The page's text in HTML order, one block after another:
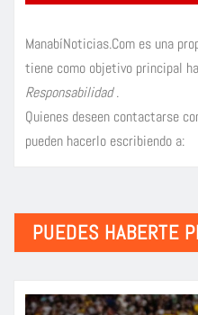
ManabíNoticias.Com es una
tiene como objetivo principal
Responsabilidad.
Quienes deseen contactarse
pueden hacerlo escribiendo a:
PUEDES HABERTE